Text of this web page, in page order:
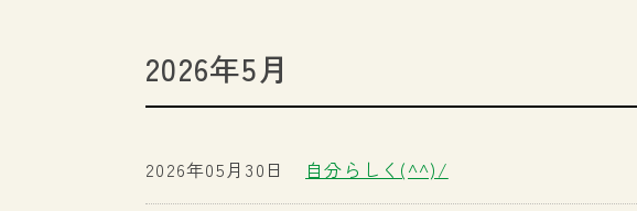
2026年5月
自分らしく(^^)/
2026年05月30日